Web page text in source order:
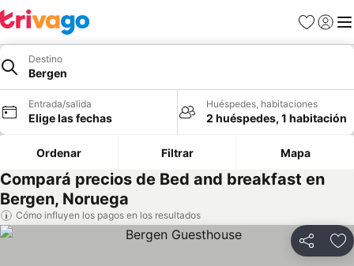
Favoritos
Iniciar
Destino
Bergen
Entrada/salida
Elige las fechas
Huéspedes, habitaciones
2 huéspedes, 1 habitación
Ordenar Filtrar Mapa
Compará precios de Bed and breakfast en
Bergen, Noruega
Cómo influyen los pagos en los resultados
Compartir